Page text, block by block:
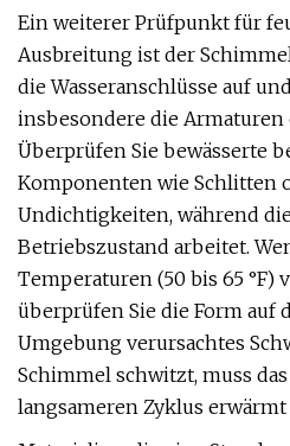
Ein weiterer Prüfpunkt für
Ausbreitung ist der
die Wasseranschlüsse auf
insbesondere die Armaturen
Überprüfen Sie bewässerte
Komponenten wie Schlitten
Undichtigkeiten, während
Betriebszustand arbeitet.
Temperaturen (50 bis 65 °F)
überprüfen Sie die Form auf
Umgebung verursachtes
Schimmel schwitzt, muss
langsameren Zyklus erwärmt